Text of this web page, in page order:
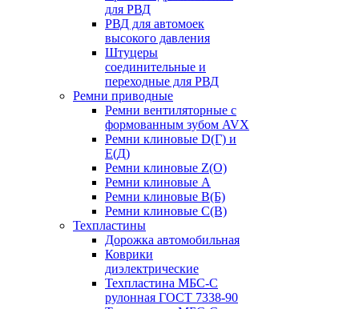
для РВД
РВД для автомоек
высокого давления
Штуцеры
соединительные и
переходные для РВД
Ремни приводные
Ремни вентиляторные с
формованным зубом AVX
Ремни клиновые D(Г) и
Е(Д)
Ремни клиновые Z(О)
Ремни клиновые А
Ремни клиновые В(Б)
Ремни клиновые С(В)
Техпластины
Дорожка автомобильная
Коврики
диэлектрические
Техпластина МБС-С
рулонная ГОСТ 7338-90